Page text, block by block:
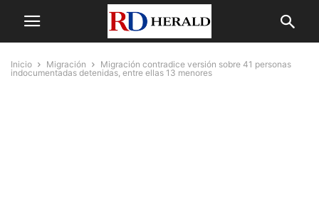
Inicio Migración
Migración contradice versión sobre 41 personas
indocumentadas detenidas, entre ellas 13 menores